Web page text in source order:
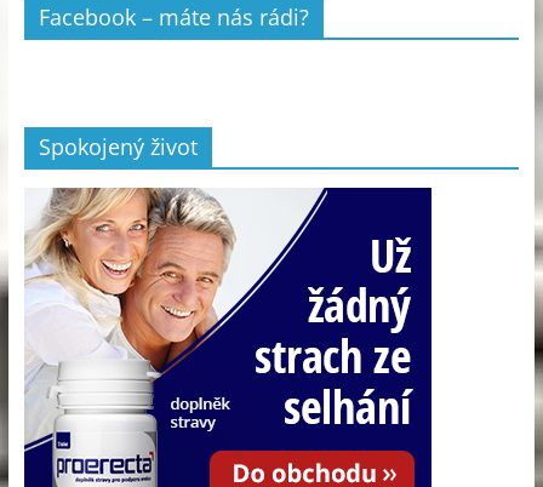
Facebook – máte nás rádi?
Spokojený život